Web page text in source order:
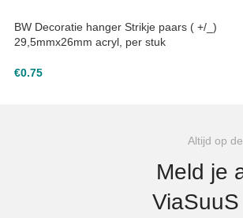
BW Decoratie hanger Strikje paars ( +/_)
29,5mmx26mm acryl, per stuk
€0.75
Altijd op
Meld je